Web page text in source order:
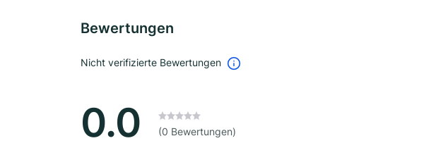
Bewertungen
Nicht verifizierte Bewertungen
0.0 (0 Bewertungen)